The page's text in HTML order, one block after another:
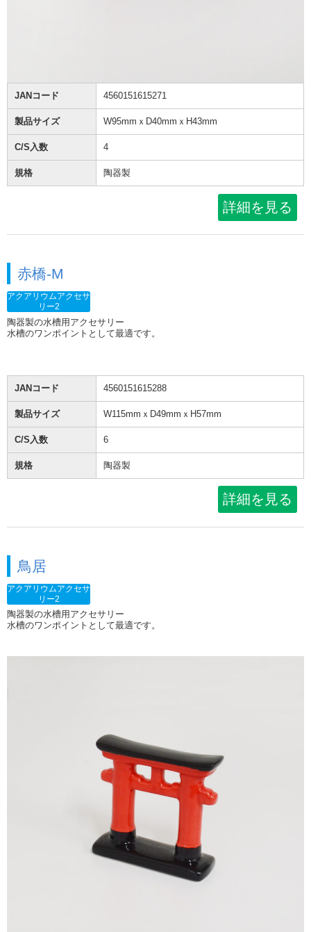
JANコード 4560151615271
製品サイズ W95mmｘD40mmｘH43mm
C/S入数 4
規格 陶器製
詳細を見る
赤橋-M
アクアリウムアクセサ
リー2
陶器製の水槽用アクセサリー
水槽のワンポイントとして最適です。
JANコード 4560151615288
製品サイズ W115mmｘD49mmｘH57mm
C/S入数 6
規格 陶器製
詳細を見る
鳥居
アクアリウムアクセサ
リー2
陶器製の水槽用アクセサリー
水槽のワンポイントとして最適です。